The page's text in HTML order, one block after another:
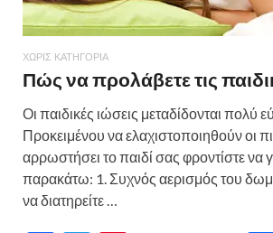
ΧΩΡΊΣ ΚΑΤΗΓΟΡΊΑ
Πώς να προλάβετε τις
Οι παιδικές ιώσεις μεταδίδονται πολύ
Προκειμένου να ελαχιστοποιηθούν οι
αρρωστήσει το παιδί σας φροντίστε να
παρακάτω: 1. Συχνός αερισμός του
να διατηρείτε …